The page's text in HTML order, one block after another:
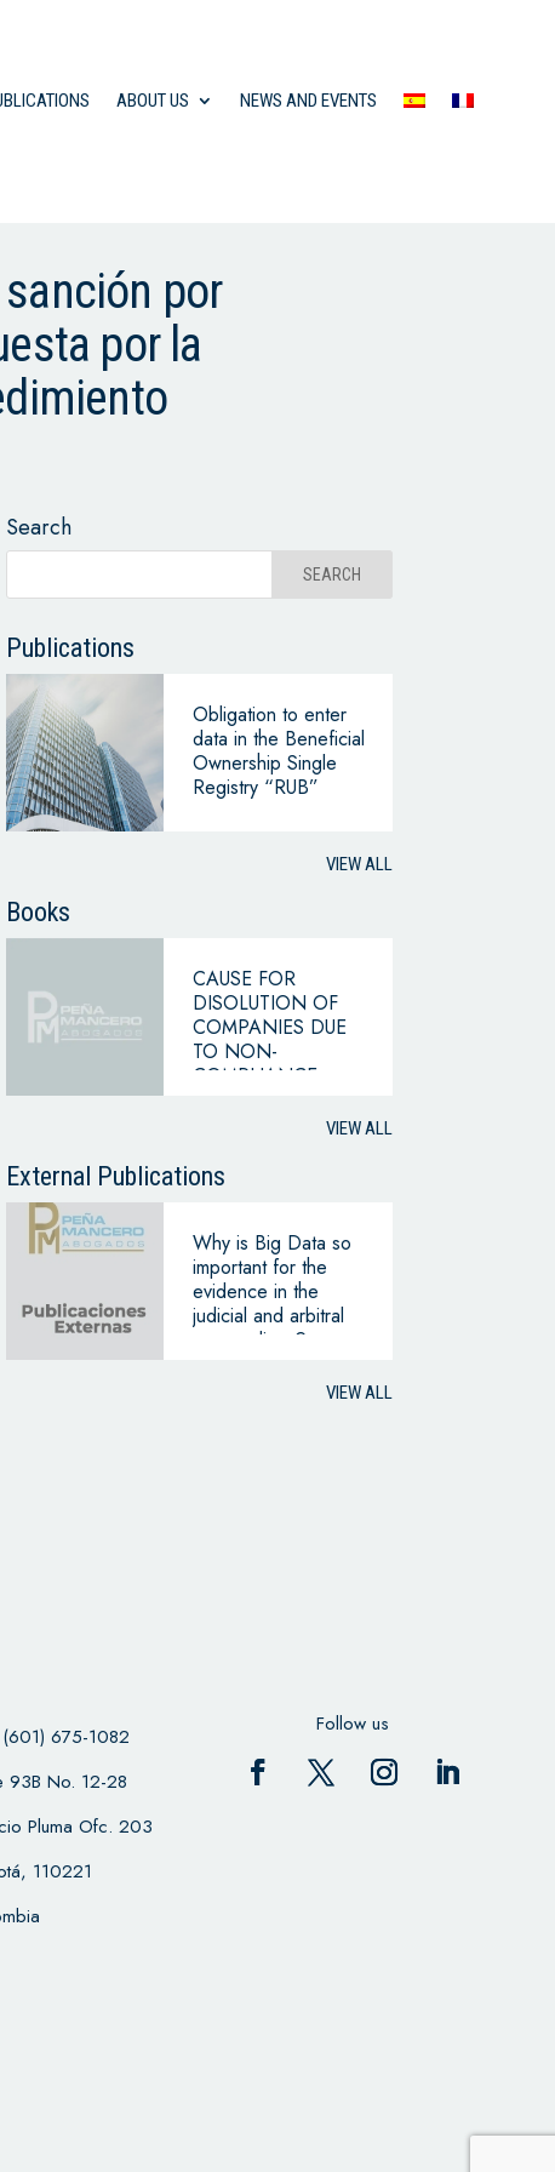
ABOUT US NEWS AND EVENTS
por
por la
Search
Publications
Obligation to enter
data in the Beneficial
Ownership Single
Registry “RUB”
VIEW ALL
Books
CAUSE FOR
DISOLUTION OF
COMPANIES DUE
TO NON-
COMPLIANCE
HYPOTHESIS OF
BUSINESS
VIEW ALL
External Publications
Why is Big Data so
important for the
evidence in the
judicial and arbitral
proceedings?
VIEW ALL
675-1082
93B No. 12-28
Pluma Ofc. 203
110221
Follow us